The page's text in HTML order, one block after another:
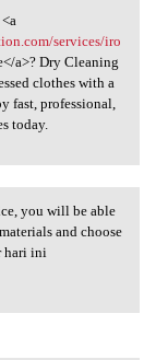
services/iro
a>? Dry Cleaning
clothes with a
fast, professional,
today.
you will be able
and choose
hari ini